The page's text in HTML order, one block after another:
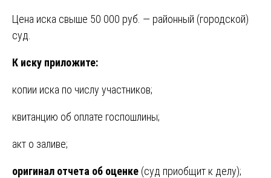
Цена иска свыше 50 000 руб. — районный (городской)
суд.
К иску приложите:
копии иска по числу участников;
квитанцию об оплате госпошлины;
акт о заливе;
оригинал отчета об оценке (суд приобщит к делу);